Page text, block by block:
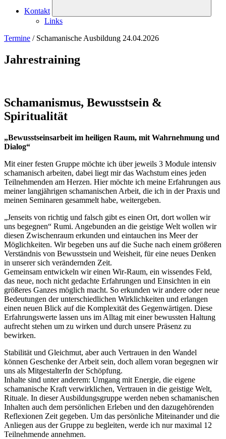
Kontakt
Links
Termine / Schamanische Ausbildung 24.04.2026
Jahrestraining
Schamanismus, Bewusstsein &
Spiritualität
„Bewusstseins­arbeit im heiligen Raum, mit Wahrnehmung und
Dialog“
Mit einer festen Gruppe möchte ich über jeweils 3 Module intensiv
schamanisch arbeiten, dabei liegt mir das Wachstum eines jeden
Teilnehmenden am Herzen. Hier möchte ich meine Erfahrungen aus
meiner langjährigen schamanischen Arbeit, die ich in der Praxis und
meinen Seminaren gesammelt habe, weitergeben.
„Jenseits von richtig und falsch gibt es einen Ort, dort wollen wir
uns begegnen“ Rumi. Angebunden an die geistige Welt wollen wir
diesen Zwischenraum erkunden und eintauchen ins Meer der
Möglichkeiten. Wir begeben uns auf die Suche nach einem größeren
Verständnis von Bewusstsein und Weisheit, für eine neues Denken
in unserer sich verändernden Zeit.
Gemeinsam entwickeln wir einen Wir-Raum, ein wissendes Feld,
das neue, noch nicht gedachte Erfahrungen und Einsichten in ein
größeres Ganzes möglich macht. So erkunden wir andere oder neue
Bedeutungen der unterschiedlichen Wirklichkeiten und erlangen
einen neuen Blick auf die Komplexität des Gegenwärtigen. Diese
Erfahrungswerte lassen uns im Alltag mit einer bewussten Haltung
aufrecht stehen um zu wirken und durch unsere Präsenz zu
bewirken.
Stabilität und Gleichmut, aber auch Vertrauen in den Wandel
können Geschenke der Arbeit sein, doch allem voran begegnen wir
uns als MitgestalterIn der Schöpfung.
Inhalte sind unter anderem: Umgang mit Energie, die eigene
schamanische Kraft verwirklichen, Vertrauen in die geistige Welt,
Rituale. In dieser Ausbildungsgruppe werden neben schamanischen
Inhalten auch dem persönlichen Erleben und den dazugehörenden
Reflexionen Zeit gegeben. Um das persönliche Miteinander und die
Anliegen aus der Gruppe zu begleiten, werde ich nur maximal 12
Teilnehmende annehmen.